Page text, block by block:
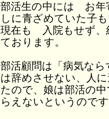
部活生の中には お年
しに青ざめていた子
現在も 入院もせず、
ております。
部活顧問は「病気な
は辞めさせない、人
たので、娘は部活の
らえないというので